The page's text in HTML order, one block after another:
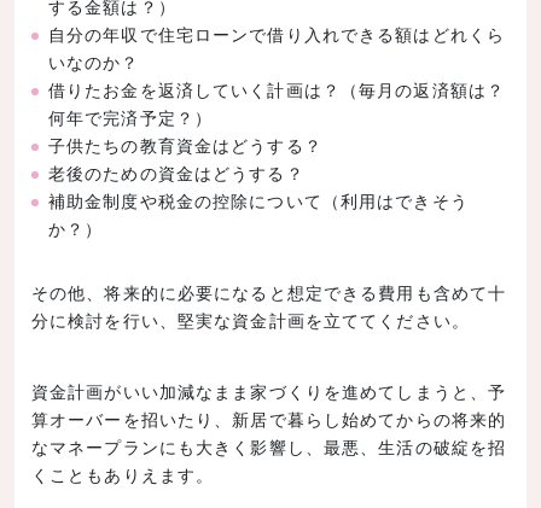
する金額は？）
自分の年収で住宅ローンで借り入れできる額はどれくら
いなのか？
借りたお金を返済していく計画は？（毎月の返済額は？
何年で完済予定？）
子供たちの教育資金はどうする？
老後のための資金はどうする？
補助金制度や税金の控除について（利用はできそう
か？）
その他、将来的に必要になると想定できる費用も含めて十
分に検討を行い、堅実な資金計画を立ててください。
資金計画がいい加減なまま家づくりを進めてしまうと、予
算オーバーを招いたり、新居で暮らし始めてからの将来的
なマネープランにも大きく影響し、最悪、生活の破綻を招
くこともありえます。